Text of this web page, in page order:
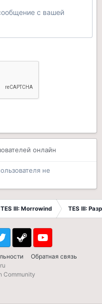
с вашей
онлайн
не
TES III: Morrowind TES III:
Обратная связь
Twitter Steam Youtube
Community